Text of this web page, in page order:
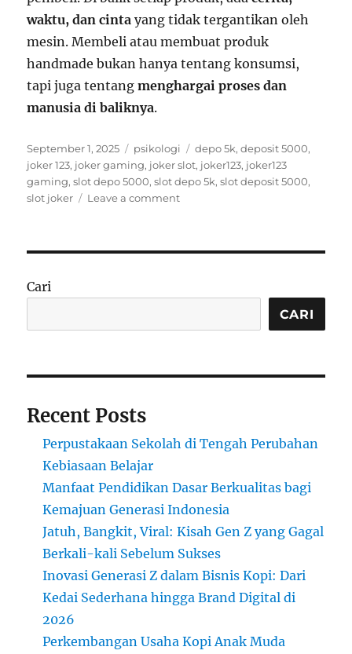
waktu, dan cinta yang tidak tergantikan oleh
mesin. Membeli atau membuat produk
handmade bukan hanya tentang konsumsi,
tapi juga tentangmenghargai proses dan
manusia di baliknya.
Posted
on
September 1, 2025 Categories
psikologi Tags
depo 5k,deposit 5000,
joker 123, joker gaming, joker slot, joker123, joker123
gaming,slot depo 5000,slot depo 5k,slot deposit 5000,
slot joker
Leave a commenton
di
Handmade
Cari
CARI
Recent Posts
Perpustakaan Sekolah di Tengah Perubahan
Kebiasaan Belajar
Manfaat Pendidikan Dasar Berkualitas bagi
Kemajuan Generasi Indonesia
Jatuh, Bangkit, Viral: Kisah Gen Z yang Gagal
Berkali-kali Sebelum Sukses
Inovasi Generasi Z dalam Bisnis Kopi: Dari
Kedai Sederhana hingga Brand Digital di
2026
Perkembangan Usaha Kopi Anak Muda